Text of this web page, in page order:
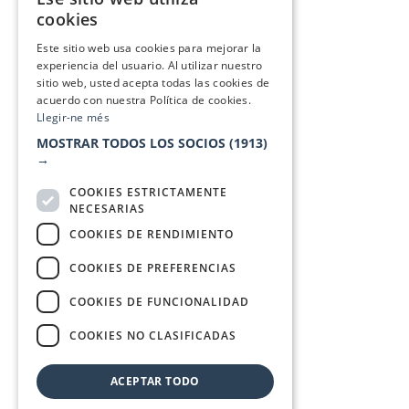
cookies
Este sitio web usa cookies para mejorar la
experiencia del usuario. Al utilizar nuestro
sitio web, usted acepta todas las cookies de
acuerdo con nuestra Política de cookies.
Llegir-ne més
MOSTRAR TODOS LOS SOCIOS (1913)
→
COOKIES ESTRICTAMENTE
NECESARIAS
COOKIES DE RENDIMIENTO
COOKIES DE PREFERENCIAS
COOKIES DE FUNCIONALIDAD
COOKIES NO CLASIFICADAS
ACEPTAR TODO